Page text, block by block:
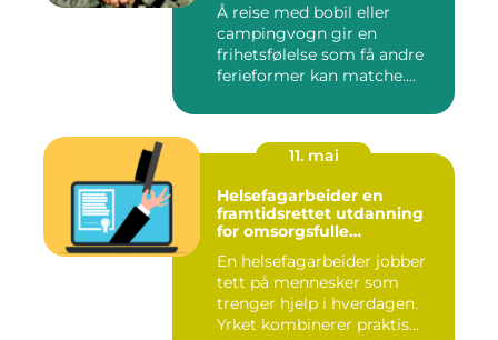
Å reise med bobil eller
campingvogn gir en
frihetsfølelse som få andre
ferieformer kan matche.
11. mai
Helsefagarbeider en
framtidsrettet utdanning
for omsorgsfulle
En helsefagarbeider jobber
tett på mennesker som
trenger hjelp i hverdagen.
Yrket kombinerer praktis...